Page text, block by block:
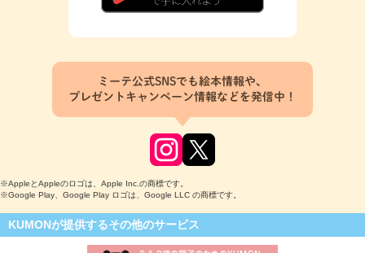
ミーテ公式SNSでも絵本情報や、
プレゼントキャンペーン情報などを発信中！
※AppleとAppleのロゴは、Apple Inc.の商標です。
※Google Play、Google Play ロゴは、Google LLC の商標です。
KUMONが提供するその他のサービス